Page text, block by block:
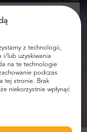
z technologii,
i/lub uzyskiwania
na te technologie
podczas
tej stronie. Brak
niekorzystnie wpłynąć
informacje